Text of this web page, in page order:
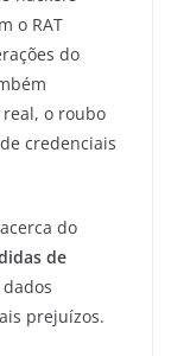
o RAT
do
o roubo
credenciais
do
de
prejuízos.